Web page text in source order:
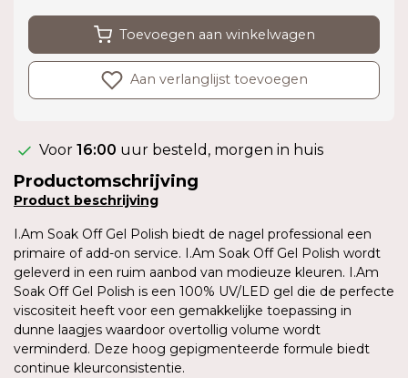
Toevoegen aan winkelwagen
Aan verlanglijst toevoegen
Voor 16:00 uur besteld, morgen in huis
Productomschrijving
Product beschrijving
I.Am Soak Off Gel Polish biedt de nagel professional een
primaire of add-on service. I.Am Soak Off Gel Polish wordt
geleverd in een ruim aanbod van modieuze kleuren. I.Am
Soak Off Gel Polish is een 100% UV/LED gel die de perfecte
viscositeit heeft voor een gemakkelijke toepassing in
dunne laagjes waardoor overtollig volume wordt
verminderd. Deze hoog gepigmenteerde formule biedt
continue kleurconsistentie.